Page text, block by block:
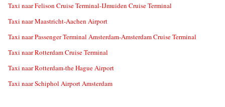
Taxi naar Felison Cruise Terminal-IJmuiden Cruise Terminal
Taxi naar Maastricht-Aachen Airport
Taxi naar Passenger Terminal Amsterdam-Amsterdam Cruise Terminal
Taxi naar Rotterdam Cruise Terminal
Taxi naar Rotterdam-the Hague Airport
Taxi naar Schiphol Airport Amsterdam